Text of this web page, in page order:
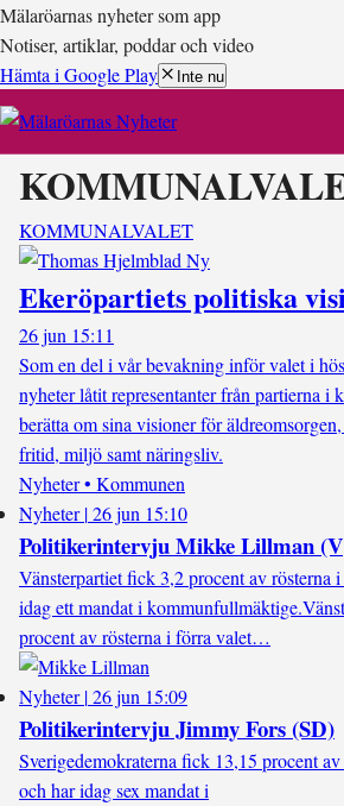
Mälaröarnas nyheter som app
Notiser, artiklar, poddar och video
Hämta i Google Play
Inte nu
KOMMUNALVALET
Ekeröpartiets politiska
26 jun 15:11
Som en del i vår bevakning inför valet i
nyheter låtit representanter från partierna i
berätta om sina visioner för
fritid, miljö samt näringsliv.
Nyheter • Kommunen
Nyheter|26 jun 15:10
Politikerintervju Mikke Lillman
Vänsterpartiet fick 3,2 procent av rösterna
idag ett mandat i kommunfullmäktige.
procent av rösterna i förra valet…
Nyheter|26 jun 15:09
Politikerintervju Jimmy Fors (SD)
Sverigedemokraterna fick 13,15 procent
och har idag sex mandat i